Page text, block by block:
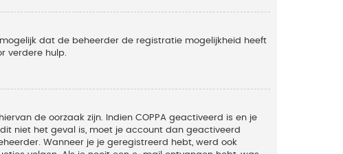
dat de beheerder de registratie mogelijkheid heeft
verdere hulp.
de oorzaak zijn. Indien COPPA geactiveerd is en je
niet het geval is, moet je account dan geactiveerd
Wanneer je je geregistreerd hebt, werd ook